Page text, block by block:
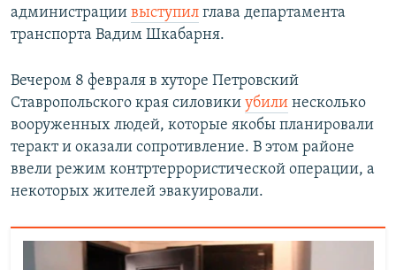
администрации выступил глава департамента
транспорта Вадим Шкабарня.
Вечером 8 февраля в хуторе Петровский
Ставропольского края силовики убили несколько
вооруженных людей, которые якобы планировали
теракт и оказали сопротивление. В этом районе
ввели режим контртеррористической операции, а
некоторых жителей эвакуировали.